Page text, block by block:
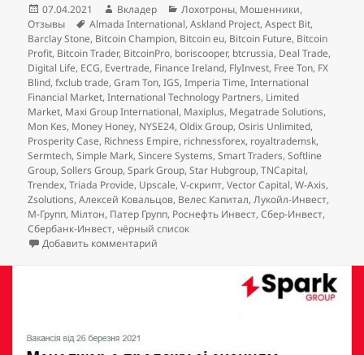
Опубликовано
07.04.2021 Автор
Вкладер Рубрики
Лохотроны, Мошенники,
Отзывы
Метки
Almada International,Askland Project,Aspect Bit,
Barclay Stone, Bitcoin Champion, Bitcoin eu, Bitcoin Future, Bitcoin
Profit, Bitcoin Trader, BitcoinPro, boriscooper, btcrussia, Deal Trade,
Digital Life, ECG, Evertrade, Finance Ireland, FlyInvest, Free Ton, FX
Blind,fxclub trade,Gram Ton,IGS,Imperia Time,International
Financial Market,International Technology Partners, Limited
Market, Maxi Group International, Maxiplus, Megatrade Solutions,
Mon Kes, Money Honey, NYSE24,Oldix Group,Osiris Unlimited,
Prosperity Case, Richness Empire, richnessforex, royaltrademsk,
Sermtech,Simple Mark,Sincere Systems,Smart Traders,Softline
Group,Sollers Group,Spark Group,Star Hubgroup,TNCapital,
Trendex,Triada Provide, Upscale,V-скрипт,Vector Capital,W-Axis,
Zsolutions,Алексей Ковальцов, Велес Капитал,Лукойл-Инвест,
М-Групп, Мілтон, Патер Групп, Роснефть Инвест,Сбер-Инвест,
Сбербанк-Инвест, чёрный список
Добавить комментарий